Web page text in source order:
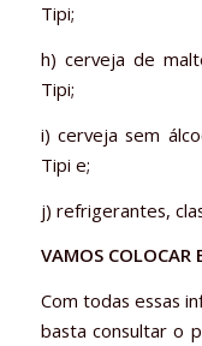
Tipi;
h) cerveja de
Tipi;
i) cerveja sem
Tipi e;
j) refrigerantes,
VAMOS COLOCAR
Com todas essas
basta consultar o